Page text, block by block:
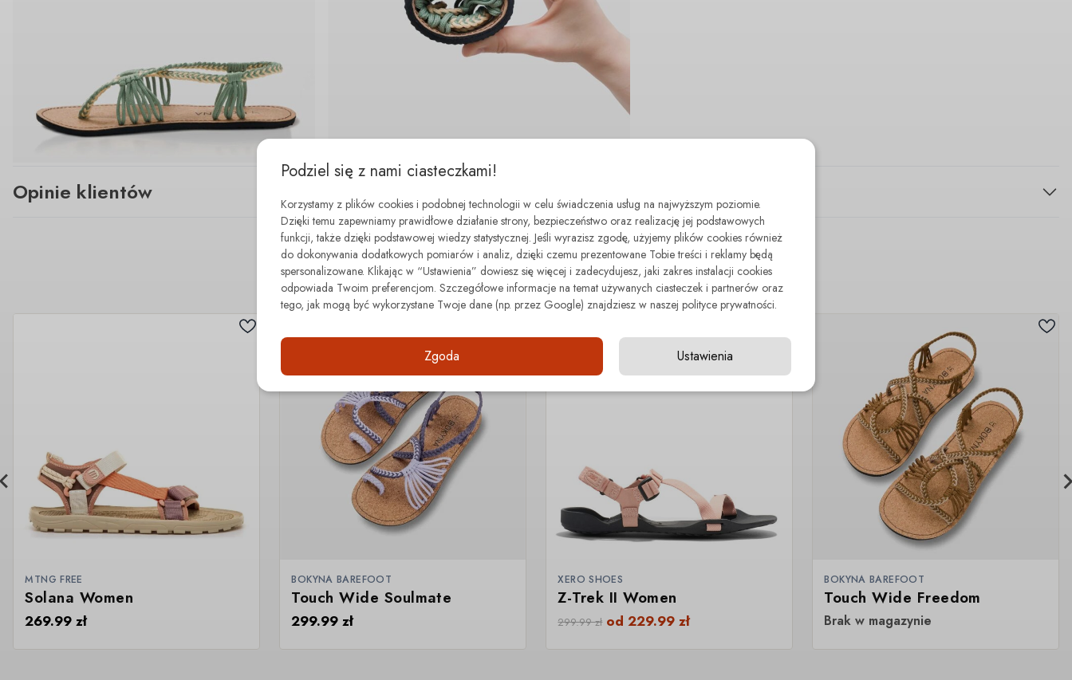
Opinie klientów
minimal step
Z tej samej kategorii
MTNG FREE
Solana Women
269.99zł
BOKYNA BAREFOOT
Touch Wide Soulmate
299.99zł
XERO SHOES
Z-Trek II Women
299.99zł od229.99zł
BOKYNA BAREFOOT
Touch Wide Freedom
Brak w magazynie
Podziel się z nami ciasteczkami!
Korzystamy z plików cookies i podobnej technologii w celu świadczenia usług na najwyższym poziomie.
Dzięki temu zapewniamy prawidłowe działanie strony, bezpieczeństwo oraz realizację jej podstawowych
funkcji, także dzięki podstawowej wiedzy statystycznej. Jeśli wyrazisz zgodę, użyjemy plików cookies również
do dokonywania dodatkowych pomiarów i analiz, dzięki czemu prezentowane Tobie treści i reklamy będą
spersonalizowane. Klikając w “Ustawienia” dowiesz się więcej i zadecydujesz, jaki zakres instalacji cookies
odpowiada Twoim preferencjom. Szczegółowe informacje na temat używanych ciasteczek i partnerów oraz
tego, jak mogą być wykorzystane Twoje dane (np. przez Google) znajdziesz w naszej polityce prywatności.
Zgoda Ustawienia